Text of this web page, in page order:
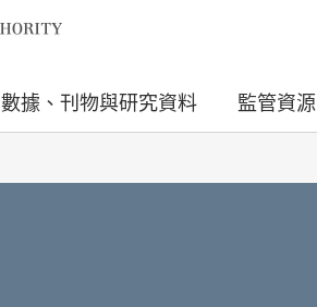
數據、刊物與研究資料 監管資源